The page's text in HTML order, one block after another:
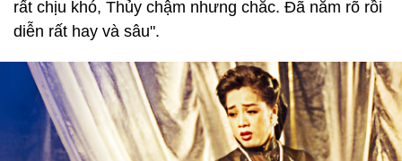
rất chịu khó, Thủy chậm nhưng chắc. Đã nắm rõ rồi
diễn rất hay và sâu".